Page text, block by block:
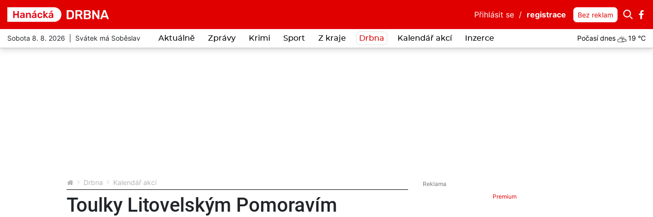
Přihlásit se / registrace Bez reklam
Sobota 8. 8. 2026 | Svátek má Soběslav Aktuálně Zprávy Krimi Sport Z kraje Drbna Kalendář akcí Inzerce Počasí dnes 19 °C
Drbna Kalendář akcí
Toulky Litovelským Pomoravím Premium